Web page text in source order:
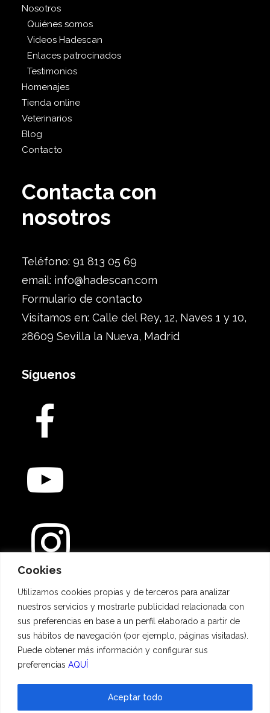
Cookies
Utilizamos cookies propias y de terceros para analizar
nuestros servicios y mostrarle publicidad relacionada con
sus preferencias en base a un perfil elaborado a partir de
sus hábitos de navegación (por ejemplo, páginas visitadas).
Puede obtener más información y configurar sus
preferencias AQUÍ
Aceptar todo
Nosotros
Quiénes somos
Videos Hadescan
Enlaces patrocinados
Testimonios
Homenajes
Tienda online
Veterinarios
Blog
Contacto
Contacta con
nosotros
Teléfono: 91 813 05 69
email: info@hadescan.com
Formulario de contacto
Visítamos en: Calle del Rey, 12, Naves 1 y 10,
28609 Sevilla la Nueva, Madrid
Síguenos
Métodos de pago